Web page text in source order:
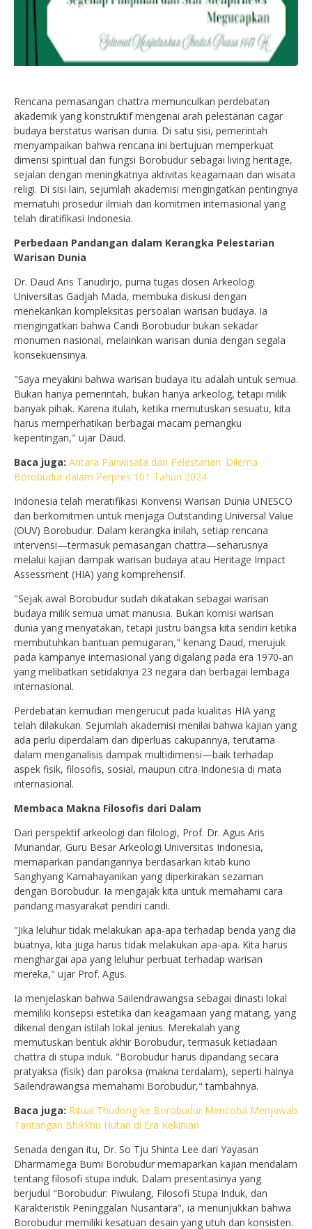
Rencana pemasangan chattra memunculkan perdebatan
akademik yang konstruktif mengenai arah pelestarian cagar
budaya berstatus warisan dunia. Di satu sisi, pemerintah
menyampaikan bahwa rencana ini bertujuan memperkuat
dimensi spiritual dan fungsi Borobudur sebagai living heritage,
sejalan dengan meningkatnya aktivitas keagamaan dan wisata
religi. Di sisi lain, sejumlah akademisi mengingatkan pentingnya
mematuhi prosedur ilmiah dan komitmen internasional yang
telah diratifikasi Indonesia.
Perbedaan Pandangan dalam Kerangka Pelestarian
Warisan Dunia
Dr. Daud Aris Tanudirjo, purna tugas dosen Arkeologi
Universitas Gadjah Mada, membuka diskusi dengan
menekankan kompleksitas persoalan warisan budaya. Ia
mengingatkan bahwa Candi Borobudur bukan sekadar
monumen nasional, melainkan warisan dunia dengan segala
konsekuensinya.
"Saya meyakini bahwa warisan budaya itu adalah untuk semua.
Bukan hanya pemerintah, bukan hanya arkeolog, tetapi milik
banyak pihak. Karena itulah, ketika memutuskan sesuatu, kita
harus memperhatikan berbagai macam pemangku
kepentingan," ujar Daud.
Baca juga: Antara Pariwisata dan Pelestarian: Dilema
Borobudur dalam Perpres 101 Tahun 2024
Indonesia telah meratifikasi Konvensi Warisan Dunia UNESCO
dan berkomitmen untuk menjaga Outstanding Universal Value
(OUV) Borobudur. Dalam kerangka inilah, setiap rencana
intervensi—termasuk pemasangan chattra—seharusnya
melalui kajian dampak warisan budaya atau Heritage Impact
Assessment (HIA) yang komprehensif.
"Sejak awal Borobudur sudah dikatakan sebagai warisan
budaya milik semua umat manusia. Bukan komisi warisan
dunia yang menyatakan, tetapi justru bangsa kita sendiri ketika
membutuhkan bantuan pemugaran," kenang Daud, merujuk
pada kampanye internasional yang digalang pada era 1970-an
yang melibatkan setidaknya 23 negara dan berbagai lembaga
internasional.
Perdebatan kemudian mengerucut pada kualitas HIA yang
telah dilakukan. Sejumlah akademisi menilai bahwa kajian yang
ada perlu diperdalam dan diperluas cakupannya, terutama
dalam menganalisis dampak multidimensi—baik terhadap
aspek fisik, filosofis, sosial, maupun citra Indonesia di mata
internasional.
Membaca Makna Filosofis dari Dalam
Dari perspektif arkeologi dan filologi, Prof. Dr. Agus Aris
Munandar, Guru Besar Arkeologi Universitas Indonesia,
memaparkan pandangannya berdasarkan kitab kuno
Sanghyang Kamahayanikan yang diperkirakan sezaman
dengan Borobudur. Ia mengajak kita untuk memahami cara
pandang masyarakat pendiri candi.
"Jika leluhur tidak melakukan apa-apa terhadap benda yang dia
buatnya, kita juga harus tidak melakukan apa-apa. Kita harus
menghargai apa yang leluhur perbuat terhadap warisan
mereka," ujar Prof. Agus.
Ia menjelaskan bahwa Sailendrawangsa sebagai dinasti lokal
memiliki konsepsi estetika dan keagamaan yang matang, yang
dikenal dengan istilah lokal jenius. Merekalah yang
memutuskan bentuk akhir Borobudur, termasuk ketiadaan
chattra di stupa induk. "Borobudur harus dipandang secara
pratyaksa (fisik) dan paroksa (makna terdalam), seperti halnya
Sailendrawangsa memahami Borobudur," tambahnya.
Baca juga: Ritual Thudong ke Borobudur Mencoba Menjawab
Tantangan Bhikkhu Hutan di Era Kekinian
Senada dengan itu, Dr. So Tju Shinta Lee dari Yayasan
Dharmamega Bumi Borobudur memaparkan kajian mendalam
tentang filosofi stupa induk. Dalam presentasinya yang
berjudul "Borobudur: Piwulang, Filosofi Stupa Induk, dan
Karakteristik Peninggalan Nusantara", ia menunjukkan bahwa
Borobudur memiliki kesatuan desain yang utuh dan konsisten.